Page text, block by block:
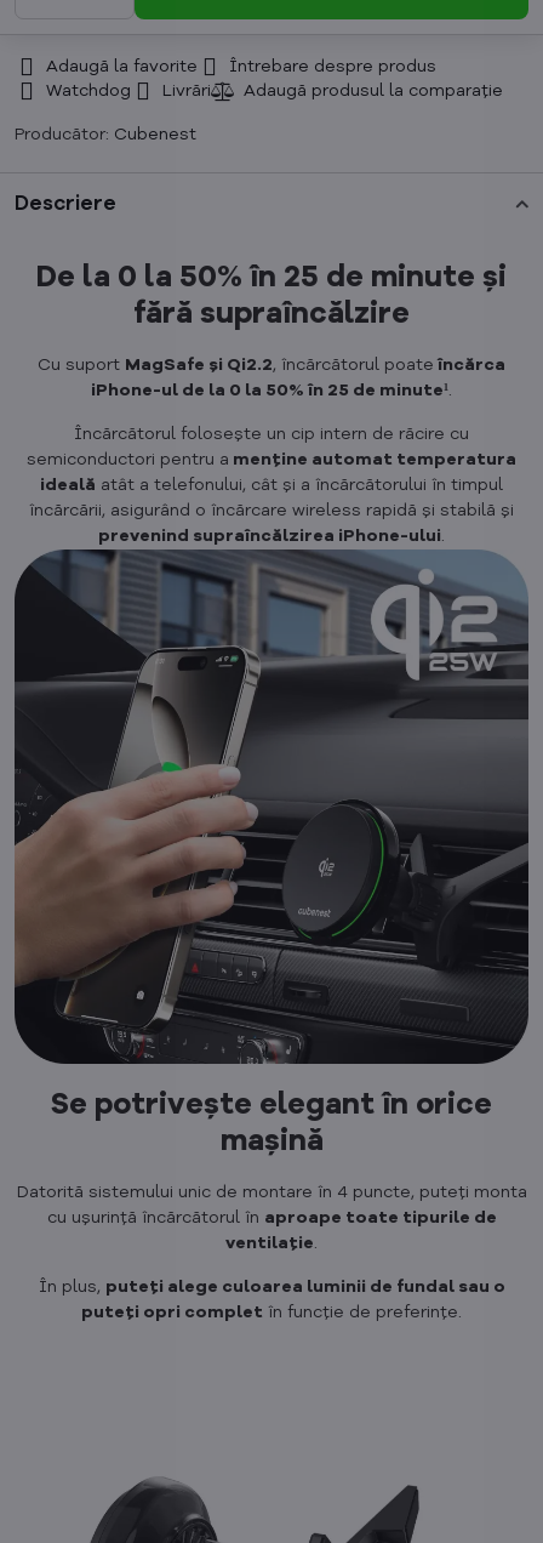
Adaugă la favorite
Întrebare despre produs
Watchdog
Livrări
Producător: Cubenest
Descriere
De la 0 la 50% în 25 de minute și
fără supraîncălzire
Cu suport MagSafe și Qi2.2, încărcătorul poate încărca
iPhone-ul de la 0 la 50% în 25 de minute¹.
Încărcătorul folosește un cip intern de răcire cu
semiconductori pentru a menține automat temperatura
ideală atât a telefonului, cât și a încărcătorului în timpul
încărcării, asigurând o încărcare wireless rapidă și stabilă și
prevenind supraîncălzirea iPhone-ului.
Se potrivește elegant în orice
mașină
Datorită sistemului unic de montare în 4 puncte, puteți monta
cu ușurință încărcătorul în aproape toate tipurile de
ventilație.
În plus, puteți alege culoarea luminii de fundal sau o
puteți opri complet în funcție de preferințe.